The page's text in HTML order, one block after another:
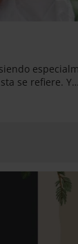
se refiere.